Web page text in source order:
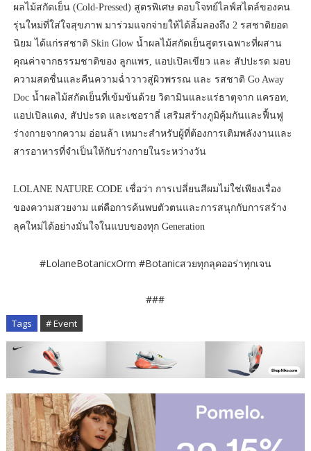
ผลไม้สกัดเย็น (Cold-Pressed) สูตรพิเศษ ตอบโจทย์ไลฟ์สไตล์ของคน
รุ่นใหม่ที่ใส่ใจสุขภาพ มาร่วมแจกจ่ายให้ได้ลิ้มลองถึง 2 รสชาติยอด
นิยม ได้แก่รสชาติ Skin Glow น้ำผลไม้สกัดเย็นสูตรเฉพาะที่ผสาน
คุณค่าจากธรรมชาติของ ลูกแพร, แอปเปิลเขียว และ สัปปะรด มอบ
ความสดชื่นและคืนความฉ่ำวาวสู่ผิวพรรณ และ รสชาติ Go Away
Doc น้ำผลไม้สกัดเย็นที่เข้มข้นด้วย วิตามินและแร่ธาตุจาก แครอท,
แอปเปิลแดง, สัปปะรด และเซอราลี่ เสริมสร้างภูมิคุ้มกันและฟื้นฟู
ร่างกายจากความ อ่อนล้า เหมาะสำหรับผู้ที่ต้องการเติมพลังงานและ
สารอาหารที่จำเป็นให้กับร่างกายในระหว่างวัน
LOLANE NATURE CODE เชื่อว่า การเปลี่ยนสีผมไม่ใช่เพียงเรื่อง
ของความสวยงาม แต่คือการค้นพบตัวตนและการสนุกกับการสร้าง
ลุคใหม่ได้อย่างมั่นใจในแบบของทุก Generation
#LolaneBotanicxOrm #Botanicสวยทุกลุคออร่าทุกเจน
###
Tags # Event